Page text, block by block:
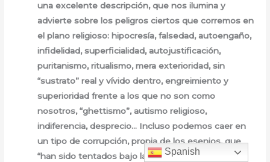
una excelente descripción, que nos ilumina y
advierte sobre los peligros ciertos que corremos en
el plano religioso: hipocresía, falsedad, autoengaño,
infidelidad, superficialidad, autojustificación,
puritanismo, ritualismo, mera exterioridad, sin
“sustrato” real y vívido dentro, engreimiento y
superioridad frente a los que no son como
nosotros, “ghettismo”, autismo religioso,
indiferencia, desprecio… Incluso podemos caer en
un tipo de corrupción, propia de los esenios, que
“han sido tentados bajo la “especie de bien” y han
Spanish